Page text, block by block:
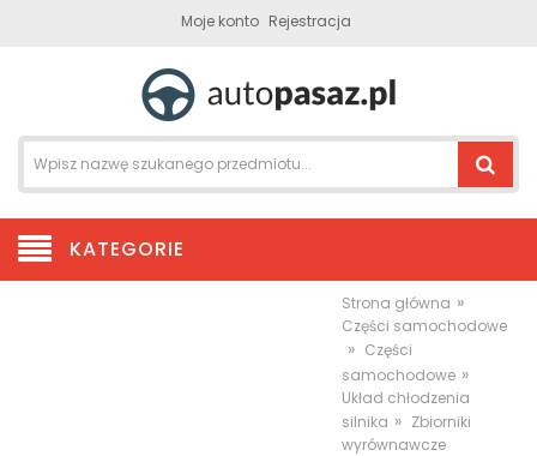
Moje konto Rejestracja
KATEGORIE
Strona główna »
Części samochodowe
» Części
samochodowe »
Układ chłodzenia
silnika » Zbiorniki
wyrównawcze